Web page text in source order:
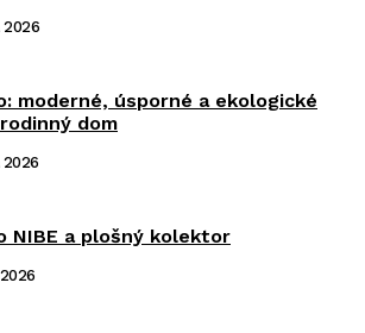
2026
moderné, úsporné a ekologické
dom
2026
NIBE a plošný kolektor